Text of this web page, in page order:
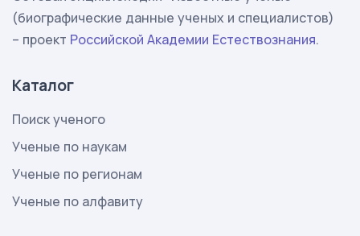
(биографические данные ученых и специалистов)
– проект Российской Академии Естествознания.
Каталог
Поиск ученого
Ученые по наукам
Ученые по регионам
Ученые по алфавиту